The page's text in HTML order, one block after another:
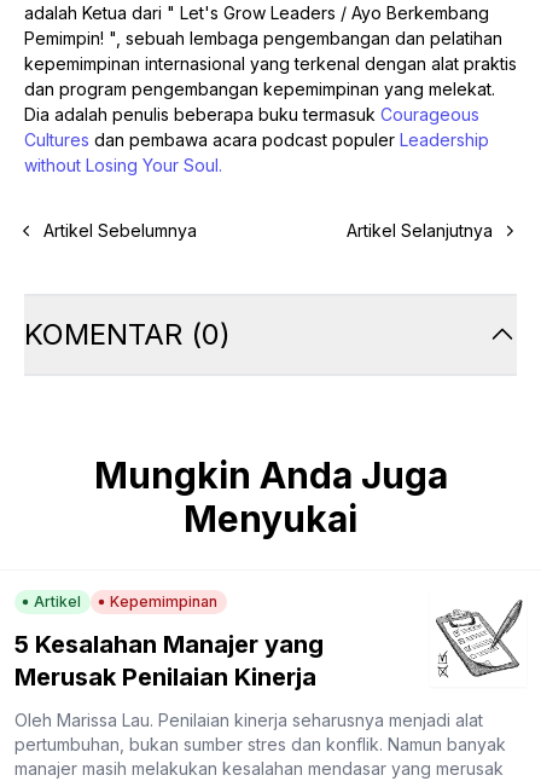
adalah Ketua dari " Let's Grow Leaders / Ayo Berkembang
Pemimpin! ", sebuah lembaga pengembangan dan pelatihan
kepemimpinan internasional yang terkenal dengan alat praktis
dan program pengembangan kepemimpinan yang melekat.
Dia adalah penulis beberapa buku termasuk Courageous
Cultures dan pembawa acara podcast populer Leadership
without Losing Your Soul.
Artikel Sebelumnya Artikel Selanjutnya
KOMENTAR (0)
Mungkin Anda Juga
Menyukai
Artikel Kepemimpinan
5 Kesalahan Manajer yang
Merusak Penilaian Kinerja
Oleh Marissa Lau. Penilaian kinerja seharusnya menjadi alat
pertumbuhan, bukan sumber stres dan konflik. Namun banyak
manajer masih melakukan kesalahan mendasar yang merusak